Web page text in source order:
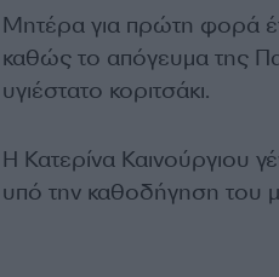
Μητέρα για πρώτη φορά
καθώς το απόγευμα της
υγιέστατο κοριτσάκι.
Η Κατερίνα Καινούργιου
υπό την καθοδήγηση του